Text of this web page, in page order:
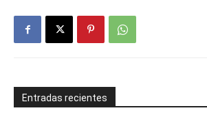
Entradas recientes